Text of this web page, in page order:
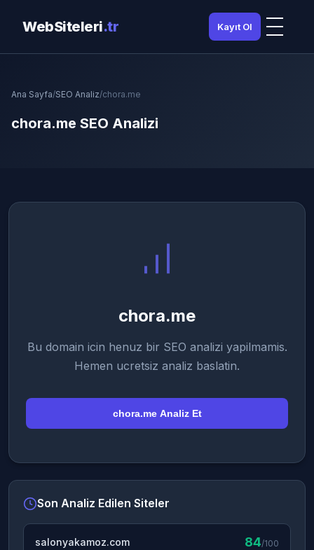
WebSiteleri.tr Kayıt Ol
Ana Sayfa/SEO Analiz/chora.me
chora.me SEO Analizi
chora.me
Bu domain icin henuz bir SEO analizi yapilmamis.
Hemen ucretsiz analiz baslatin.
chora.me Analiz Et
Son Analiz Edilen Siteler
salonyakamoz.com 84/100